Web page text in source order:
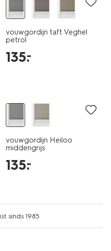
vouwgordijn taft Veghel
petrol
135.
–
vouwgordijn Heiloo
middengrijs
135.
–
sinds 1985